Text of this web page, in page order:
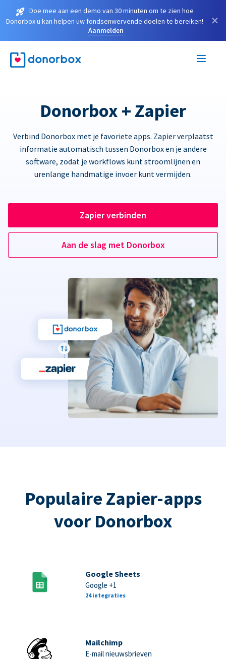
Doe mee aan een demo van 30 minuten om te zien hoe
Donorbox u kan helpen uw fondsenwervende doelen te bereiken!
Aanmelden
×
Donorbox + Zapier
Verbind Donorbox met je favoriete apps. Zapier verplaatst
informatie automatisch tussen Donorbox en je andere
software, zodat je workflows kunt stroomlijnen en
urenlange handmatige invoer kunt vermijden.
Zapier verbinden
Aan de slag met Donorbox
Populaire Zapier-apps
voor Donorbox
Google Sheets
Google +1
24 integraties
Mailchimp
E-mail nieuwsbrieven